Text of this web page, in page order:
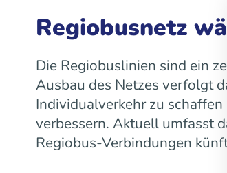
Regiobusnetz
Die Regiobuslinien sind ein
Ausbau des Netzes verfolgt
Individualverkehr zu
verbessern. Aktuell umfasst
Regiobus-Verbindungen